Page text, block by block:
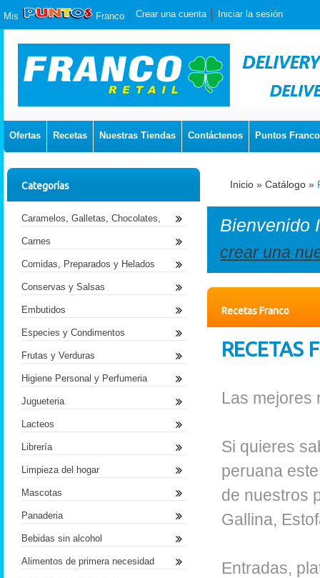
Mis Franco Crear una cuenta Iniciar la sesión
Ofertas Recetas Nuestras Tiendas Contáctenos Puntos Franco
Inicio » Catálogo »
Bienvenido
crear una
Recetas Franco
RECETAS
Las mejores
Si quieres
peruana
de nuestros
Gallina,
Entradas,
Categorías
Caramelos, Galletas, Chocolates,
Carnes
Comidas, Preparados y Helados
Conservas y Salsas
Embutidos
Especies y Condimentos
Frutas y Verduras
Higiene Personal y Perfumeria
Jugueteria
Lacteos
Librería
Limpieza del hogar
Mascotas
Panaderia
Bebidas sin alcohol
Alimentos de primera necesidad